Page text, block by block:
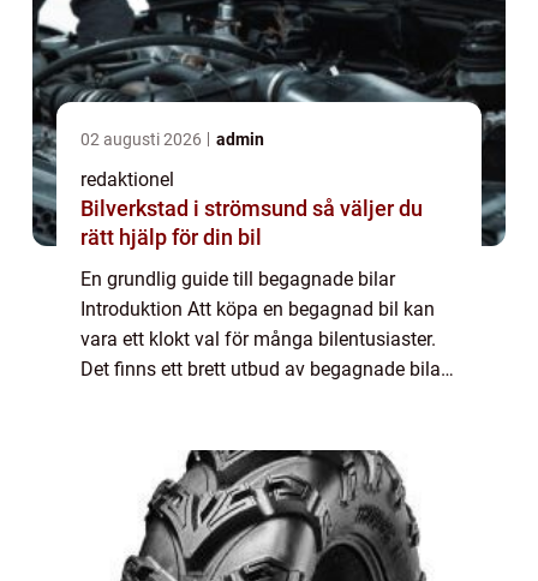
02 augusti 2026 admin
redaktionel
Bilverkstad i strömsund så väljer du
rätt hjälp för din bil
En grundlig guide till begagnade bilar
Introduktion Att köpa en begagnad bil kan
vara ett klokt val för många bilentusiaster.
Det finns ett brett utbud av begagnade bilar